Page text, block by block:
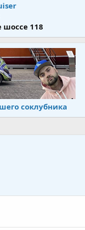
шоссе 118
соклубника